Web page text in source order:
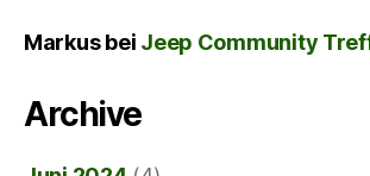
Markusbei Jeep Community
Archive